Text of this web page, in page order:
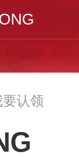
认领